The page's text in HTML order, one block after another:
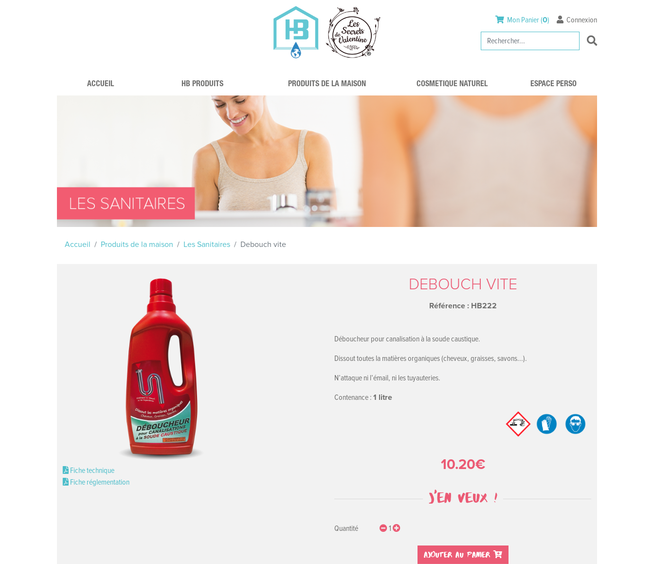
Mon Panier (0) Connexion
ACCUEIL HB PRODUITS
FRANCE
DEVENEZ
AMBASSADRICE !
CONTACTEZ-
NOUS !
PRODUITS DE LA MAISON
LES SANITAIRES
LES SOLS
LE CORPOREL
L'AMBIANCE
LA VOITURE
COSMETIQUE NATUREL
VISAGE
ESPACE PERSO
MON COMPTE
Accueil Produits de la maison Les Sanitaires Debouch vite
Fiche technique
Fiche réglementation
DEBOUCH VITE
Référence : HB222
Déboucheur pour canalisation à la soude caustique.
Dissout toutes la matières organiques (cheveux, graisses, savons...).
N’attaque ni l’émail, ni les tuyauteries.
Contenance : 1 litre
10.20€
J'EN VEUX !
Quantité 1
AJOUTER AU PANIER